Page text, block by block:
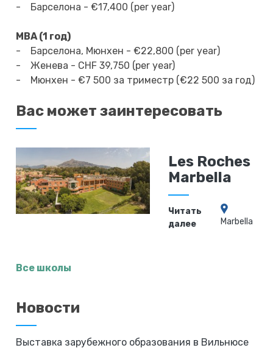
- Барселона - €17,400 (per year)
MBA (1 год)
- Барселона, Мюнхен - €22,800 (per year)
- Женева - CHF 39,750 (per year)
- Мюнхен - €7 500 за триместр (€22 500 за год)
Вас может заинтересовать
Les Roches
Marbella
Читать
далее
Marbella
Все школы
Новости
Выставка зарубежного образования в Вильнюсе